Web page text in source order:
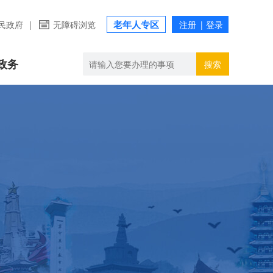
政府 | 无障碍浏览 老年人专区
务 搜索